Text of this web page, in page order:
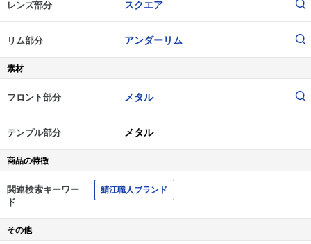
レンズ部分 スクエア
リム部分 アンダーリム
素材
フロント部分 メタル
テンプル部分 メタル
商品の特徴
関連検索キーワー
ド
鯖江職人ブランド
その他